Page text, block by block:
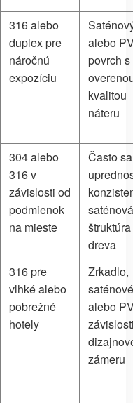
316 alebo
duplex pre
náročnú
expozíciu
alebo
povrch s
kvalitou
náteru
304 alebo
316 v
závislosti od
podmienok
na mieste
Často sa
saténová
štruktúra
dreva
316 pre
vlhké alebo
pobrežné
hotely
Zrkadlo,
saténové
alebo
zámeru